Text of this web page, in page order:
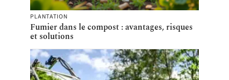
PLANTATION
Fumier dans le compost : avantages, risques
et solutions